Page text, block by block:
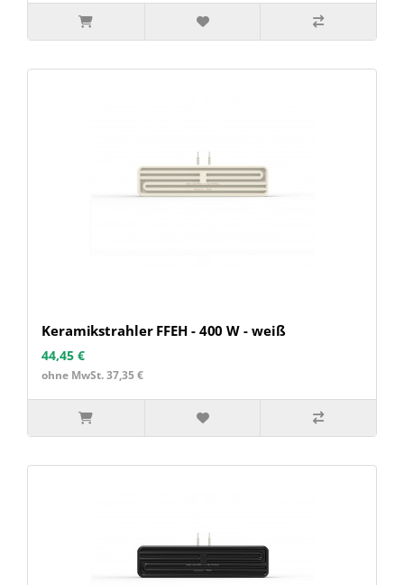
Keramikstrahler FFEH - 400 W - weiß
44,45 €
ohne MwSt. 37,35 €